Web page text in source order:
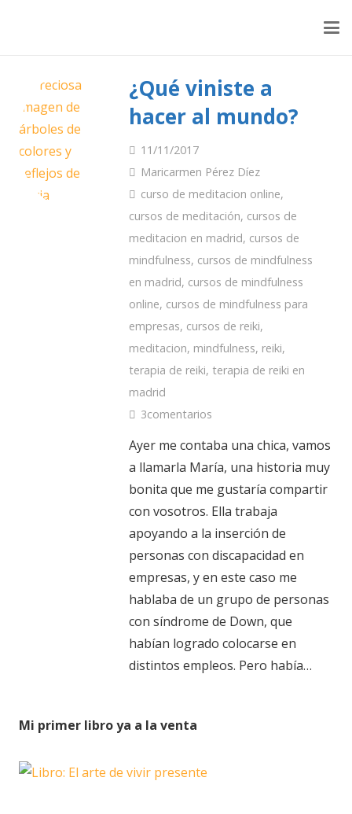
¿Qué viniste a
hacer al mundo?
11/11/2017
Maricarmen Pérez Díez
curso de meditacion online,
cursos de meditación, cursos de
meditacion en madrid, cursos de
mindfulness, cursos de mindfulness
en madrid, cursos de mindfulness
online, cursos de mindfulness para
empresas, cursos de reiki,
meditacion, mindfulness, reiki,
terapia de reiki, terapia de reiki en
madrid
3comentarios
Ayer me contaba una chica, vamos
a llamarla María, una historia muy
bonita que me gustaría compartir
con vosotros. Ella trabaja
apoyando a la inserción de
personas con discapacidad en
empresas, y en este caso me
hablaba de un grupo de personas
con síndrome de Down, que
habían logrado colocarse en
distintos empleos. Pero había…
Mi primer libro ya a la venta